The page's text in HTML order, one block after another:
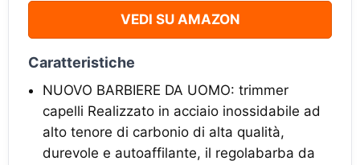
VEDI SU AMAZON
Caratteristiche
NUOVO BARBIERE DA UOMO: trimmer
capelli Realizzato in acciaio inossidabile ad
alto tenore di carbonio di alta qualità,
durevole e autoaffilante, il regolabarba da